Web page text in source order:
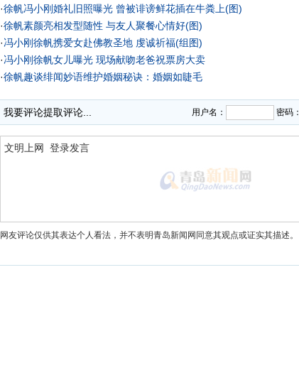
·徐帆冯小刚婚礼旧照曝光 曾被诽谤鲜花插在牛粪上(图)
·徐帆素颜亮相发型随性 与友人聚餐心情好(图)
·冯小刚徐帆携爱女赴佛教圣地 虔诚祈福(组图)
·冯小刚徐帆女儿曝光 现场献吻老爸祝票房大卖
·徐帆趣谈绯闻妙语维护婚姻秘诀：婚姻如睫毛
我要评论提取评论... 用户名： 密码：
网友评论仅供其表达个人看法，并不表明青岛新闻网同意其观点或证实其描述。